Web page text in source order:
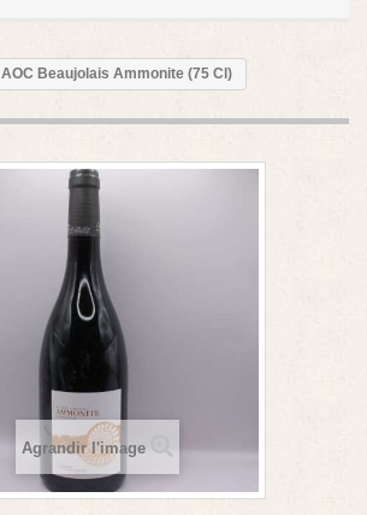
AOC Beaujolais Ammonite (75 Cl)
Agrandir l'image